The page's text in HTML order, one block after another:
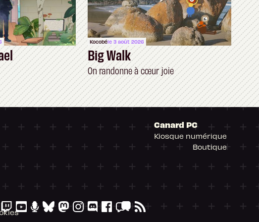
Kocobéle 3 août 2026
Big Walk
On randonne à cœur joie
Canard PC
Kiosque numérique
Boutique
en garantissant la conformité avec les